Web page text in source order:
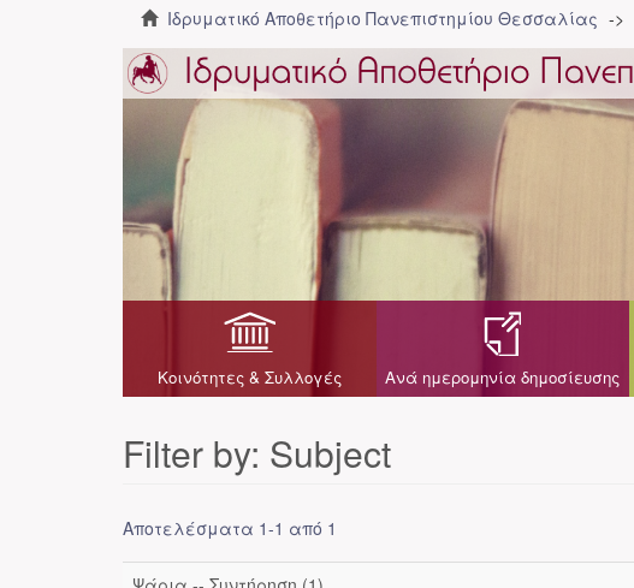
Ιδρυματικό Αποθετήριο Πανεπιστημίου Θεσσαλίας
Κοινότητες & Συλλογές Ανά ημερομηνία δημοσίευσης
Filter by: Subject
Αποτελέσματα 1-1 από 1